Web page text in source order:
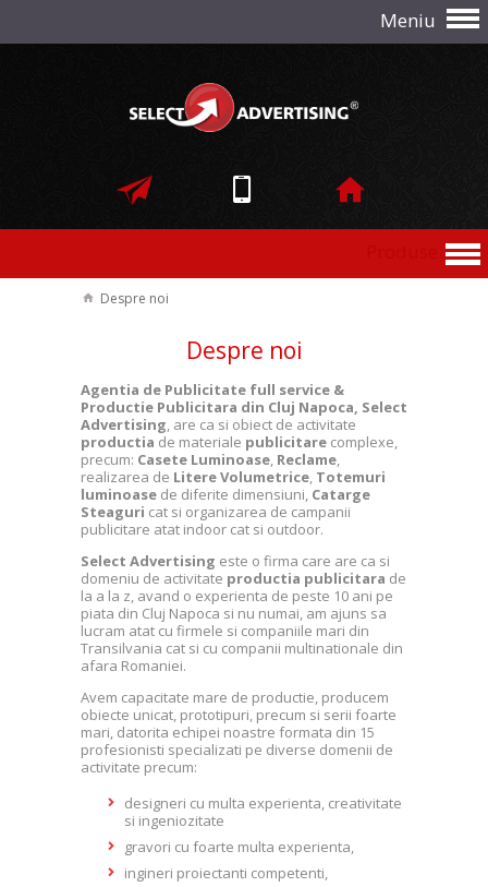
Meniu
Despre noi
Despre noi
Agentia de Publicitate full service &
Productie Publicitara din Cluj Napoca, Select
Advertising, are ca si obiect de activitate
productia de materiale publicitare complexe,
precum: Casete Luminoase, Reclame,
realizarea de Litere Volumetrice, Totemuri
luminoase de diferite dimensiuni, Catarge
Steaguri cat si organizarea de campanii
publicitare atat indoor cat si outdoor.
Select Advertising este o firma care are ca si
domeniu de activitate productia publicitara de
la a la z, avand o experienta de peste 10 ani pe
piata din Cluj Napoca si nu numai, am ajuns sa
lucram atat cu firmele si companiile mari din
Transilvania cat si cu companii multinationale din
afara Romaniei.
Avem capacitate mare de productie, producem
obiecte unicat, prototipuri, precum si serii foarte
mari, datorita echipei noastre formata din 15
profesionisti specializati pe diverse domenii de
activitate precum:
designeri cu multa experienta, creativitate
si ingeniozitate
gravori cu foarte multa experienta,
ingineri proiectanti competenti,